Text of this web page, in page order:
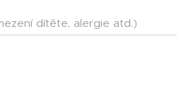
dítěte, alergie atd.)